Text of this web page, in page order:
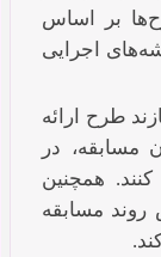
بر اساس
اجرایی
طرح ارائه
مسابقه، در
همچنین
روند مسابقه